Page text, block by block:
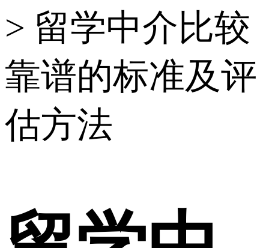
> 留学中介比较
靠谱的标准及评
估方法